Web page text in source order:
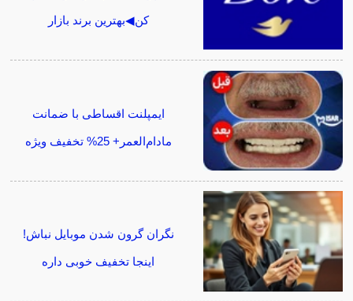
کن◀بهترین برند بازار
ایمپلنت اقساطی با ضمانت
مادام‌العمر+ 25% تخفیف ویژه
نگران گرون شدن موبایل نباش!
اینجا تخفیف خوبی داره